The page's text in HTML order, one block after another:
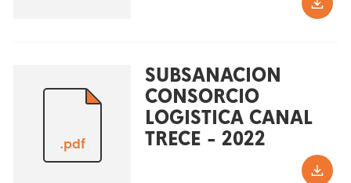
.pdf
SUBSANACION
CONSORCIO
LOGISTICA CANAL
TRECE - 2022